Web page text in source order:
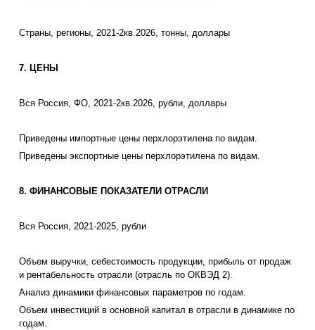
Страны, регионы, 2021-2кв.2026, тонны, доллары
7. ЦЕНЫ
Вся Россия, ФО, 2021-2кв.2026, рубли, доллары
Приведены импортные цены перхлорэтилена по видам.
Приведены экспортные цены перхлорэтилена по видам.
8. ФИНАНСОВЫЕ ПОКАЗАТЕЛИ ОТРАСЛИ
Вся Россия, 2021-2025, рубли
Объем выручки, себестоимость продукции, прибыль от продаж
и рентабельность отрасли (отрасль по ОКВЭД 2).
Анализ динамики финансовых параметров по годам.
Объем инвестиций в основной капитал в отрасли в динамике по
годам.